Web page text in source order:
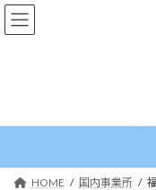
コ
ン
プ
ナ
ビ
動
HOME 国内事業所